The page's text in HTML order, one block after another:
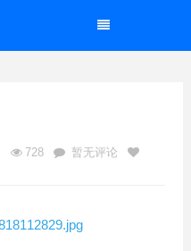
728
暂无评论